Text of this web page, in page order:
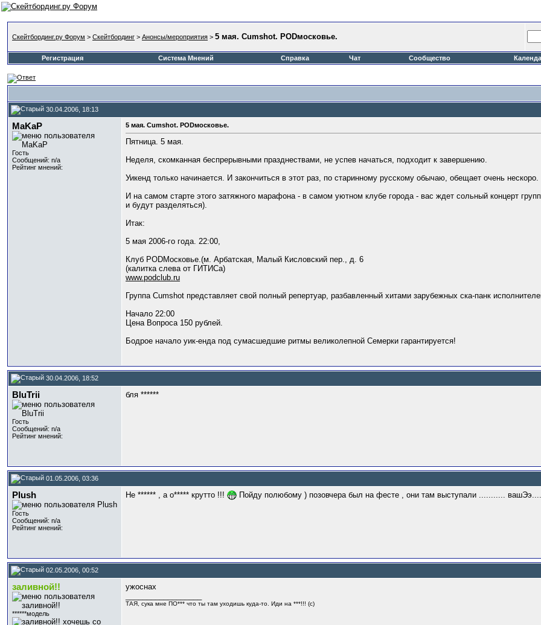
Скейтбординг.ру Форум > Скейтбординг > Анонсы/мероприятия > 5 мая. Cumshot. PODмосковье.
Регистрация
Система Мнений Справка Чат Сообщество
30.04.2006, 18:13
MaKaP
Гость
Сообщений: n/a
Рейтинг мнений:
5 мая. Cumshot. PODмосковье.
Пятница. 5 мая.
Неделя, скомканная беспрерывными празднествами, не успев начаться, подходит к завершению.
Уикенд только начинается. И закончиться в этот раз, по старинному русскому обычаю, обещает очень нескоро.
И на самом старте этого затяжного марафона - в самом уютном клубе города - вас ждет сольный концерт
и будут разделяться).
Итак:
5 мая 2006-го года. 22:00,
Клуб PODМосковье.(м. Арбатская, Малый Кисловский пер., д. 6
(калитка слева от ГИТИСа)
www.podclub.ru
Группа Cumshot представляет свой полный репертуар, разбавленный хитами зарубежных ска-панк
Начало 22:00
Цена Вопроса 150 рублей.
Бодрое начало уик-енда под сумасшедшие ритмы великолепной Семерки гарантируется!
30.04.2006, 18:52
BluTrii
Гость
Сообщений: n/a
Рейтинг мнений:
бля ******
01.05.2006, 03:36
Plush
Гость
Сообщений: n/a
Рейтинг мнений:
Не ****** , а о***** крутто !!! Пойду полюбому ) позовчера был на фесте , они там выступали ...........
02.05.2006, 00:52
заливной!!
******модель
ужоснах
ТАЯ, сука мне ПО*** что ты там уходишь куда-то. Иди на ***!!! (с)